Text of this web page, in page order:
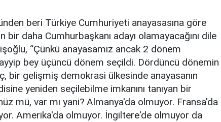
beri Türkiye Cumhuriyeti anayasasına göre
bir daha Cumhurbaşkanı adayı olamayacağını dile
“Çünkü anayasamız ancak 2 dönem
bey üçüncü dönem seçildi. Dördüncü dönemin
bir gelişmiş demokrasi ülkesinde anayasanın
yeniden seçilebilme imkanını tanıyan bir
mü, var mı yani? Almanya'da olmuyor. Fransa'da
Amerika'da olmuyor. İngiltere'de olmuyor da